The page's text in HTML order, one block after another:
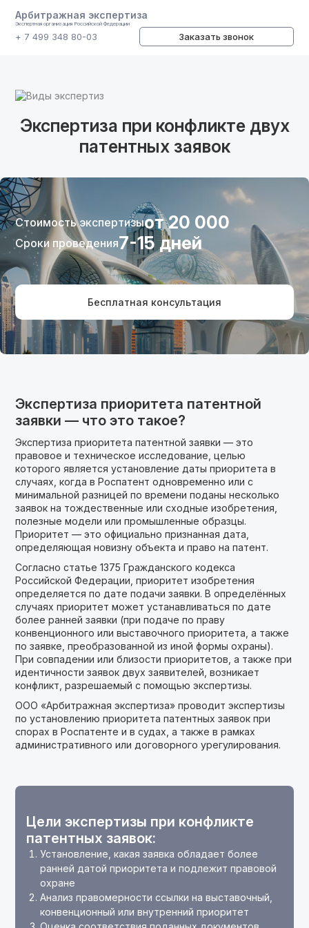
Арбитражная экспертиза
Экспертная организация Российской Федерации
+ 7 499 348 80-03 Заказать звонок
Виды экспертиз
Экспертиза при конфликте двух
патентных заявок
Стоимость экспертизыот 20 000
Сроки проведения7-15 дней
Бесплатная консультация
Экспертиза приоритета патентной
заявки — что это такое?
Экспертиза приоритета патентной заявки — это
правовое и техническое исследование, целью
которого является установление даты приоритета в
случаях, когда в Роспатент одновременно или с
минимальной разницей по времени поданы несколько
заявок на тождественные или сходные изобретения,
полезные модели или промышленные образцы.
Приоритет — это официально признанная дата,
определяющая новизну объекта и право на патент.
Согласно статье 1375 Гражданского кодекса
Российской Федерации, приоритет изобретения
определяется по дате подачи заявки. В определённых
случаях приоритет может устанавливаться по дате
более ранней заявки (при подаче по праву
конвенционного или выставочного приоритета, а также
по заявке, преобразованной из иной формы охраны).
При совпадении или близости приоритетов, а также при
идентичности заявок двух заявителей, возникает
конфликт, разрешаемый с помощью экспертизы.
ООО «Арбитражная экспертиза» проводит экспертизы
по установлению приоритета патентных заявок при
спорах в Роспатенте и в судах, а также в рамках
административного или договорного урегулирования.
Цели экспертизы при конфликте
патентных заявок:
Установление, какая заявка обладает более
ранней датой приоритета и подлежит правовой
охране
Анализ правомерности ссылки на выставочный,
конвенционный или внутренний приоритет